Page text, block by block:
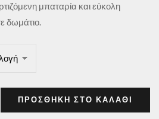
μπαταρία και εύκολη
δωμάτιο.
ΠΡΟΣΘΉΚΗ ΣΤΟ ΚΑΛΆΘΙ